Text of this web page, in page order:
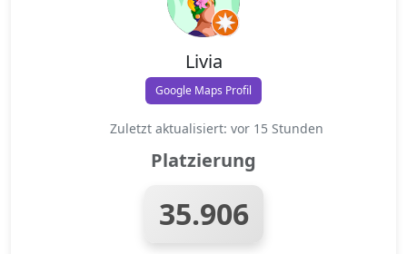
Livia
Google Maps Profil
Zuletzt aktualisiert: vor 15 Stunden
Platzierung
35.906